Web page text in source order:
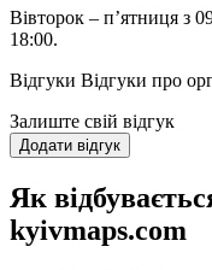
Вівторок – п’ятниця з
18:00.
Відгуки Відгуки про
Залиште свій відгук
Додати відгук
Як
kyivmaps.com